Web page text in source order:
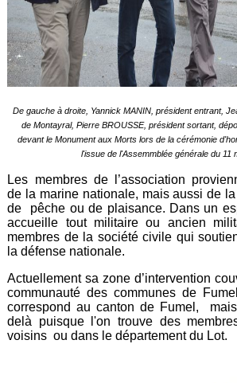
De gauche à droite, Yannick MANIN, président entrant,
de Montayral, Pierre BROUSSE, président sortant,
devant le Monument aux Morts lors de la cérémonie
l'issue de l'Assemmblée générale du 11
Les membres de l’association
de la marine nationale, mais aussi de
de pêche ou de plaisance. Dans un
accueille tout militaire ou ancien
membres de la société civile qui
la défense nationale.
Actuellement sa zone d’intervention
communauté des communes de
correspond au canton de Fumel,
delà puisque l'on trouve des
voisins ou dans le département du Lot.